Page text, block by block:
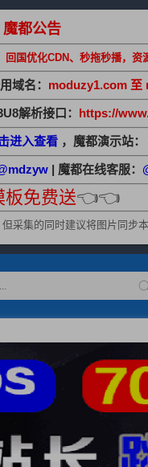
魔都公告
国优化CDN、秒拖秒播，
域名： moduzy1.com 至
解析接口： https://
进入查看 ，魔都演示站：
| 魔都在线客服：
板免费送👈👈
采集的同时建议将图片同步